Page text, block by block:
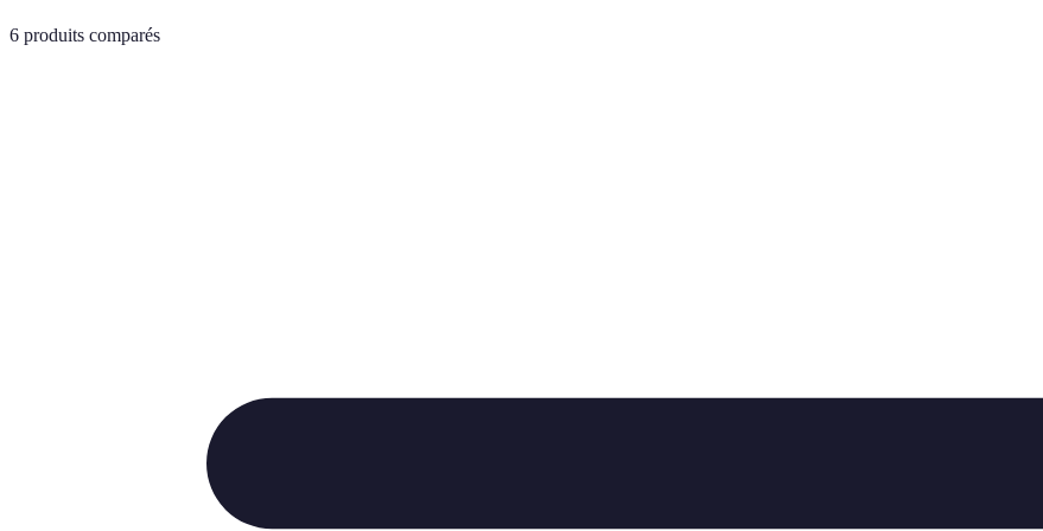
6 produits comparés